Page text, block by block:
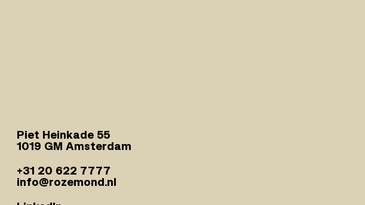
Piet Heinkade 55
1019 GM Amsterdam
+31 20 622 7777
info@rozemond.nl